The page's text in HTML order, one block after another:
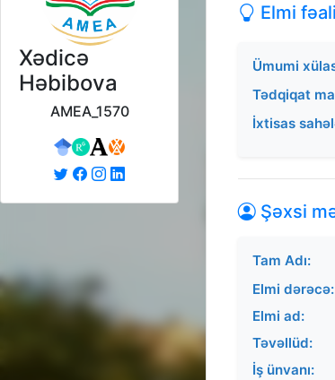
Xədicə
Həbibova
AMEA_1570
Elmi
Ümumi
Tədqiqat
İxtisas
Şəxsi
Tam Adı:
Elmi dərəcə:
Elmi ad:
Təvəllüd:
İş ünvanı: